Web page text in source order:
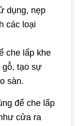
dụng, nẹp
các loại
che lấp khe
gỗ, tạo sự
sàn.
để che lấp
cửa ra